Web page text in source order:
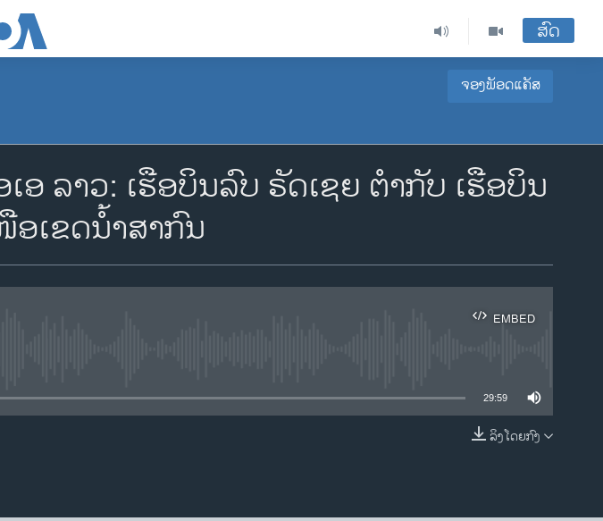
ສົດ
ຈອງພັອດແຄັສ
ອ ລາວ: ເຮ​ືອ​ບິນ​ລົບ ຣັດ​ເຊຍ ຕຳ​ກັບ ເຮືອ​ບິນ
ເຂດ​ນ້ຳ​ສາ​ກົນ
EMBED
EMBED
29:59
ລິງໂດຍກົງ